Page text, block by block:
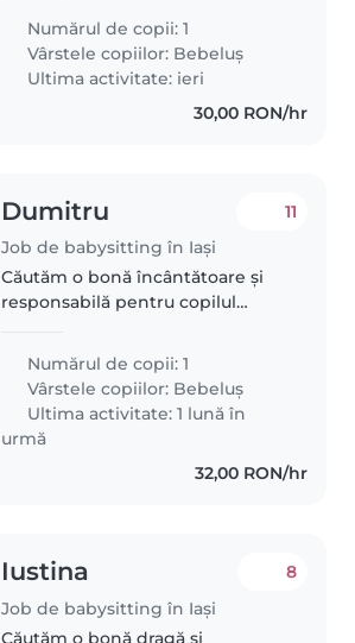
să călătoresc, despre familia mea,
pe soțul meu îl chema
Alexandru,..
Numărul de copii: 1
Vârstele copiilor: Bebeluș
Ultima activitate: ieri
30,00 RON/hr
Dumitru
Job de babysitting în Iași
11
Căutăm o bonă încântătoare și
responsabilă pentru copilul
de viață și iubitor de joc. Ne-ar
plăcea foarte mult dacă ar fi
confortabilă cu gătitul și..
Numărul de copii: 1
Vârstele copiilor: Bebeluș
Ultima activitate: 1 lună în
urmă
32,00 RON/hr
Iustina
Job de babysitting în Iași
8
Căutăm o bonă dragă și